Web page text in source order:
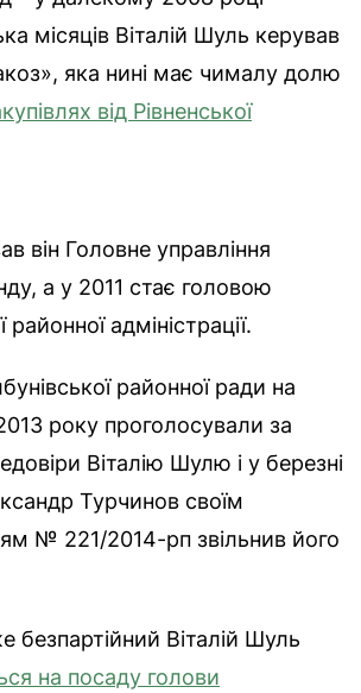
місяців Віталій Шуль керував
яка нині має чималу долю
від Рівненської
він Головне управління
а у 2011 стає головою
районної адміністрації.
районної ради на
року проголосували за
Віталію Шулю і у березні
Турчинов своїм
№ 221/2014-рп звільнив його
безпартійний Віталій Шуль
на посаду голови